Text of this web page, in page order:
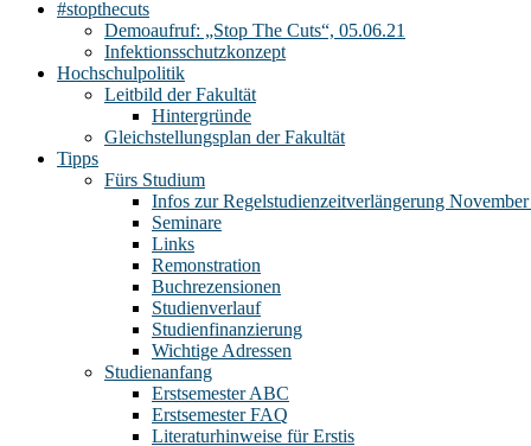
#stopthecuts
Demoaufruf: „Stop The Cuts“, 05.06.21
Infektionsschutzkonzept
Hochschulpolitik
Leitbild der Fakultät
Hintergründe
Gleichstellungsplan der Fakultät
Tipps
Fürs Studium
Infos zur Regelstudienzeitverlängerung
Seminare
Links
Remonstration
Buchrezensionen
Studienverlauf
Studienfinanzierung
Wichtige Adressen
Studienanfang
Erstsemester ABC
Erstsemester FAQ
Literaturhinweise für Erstis